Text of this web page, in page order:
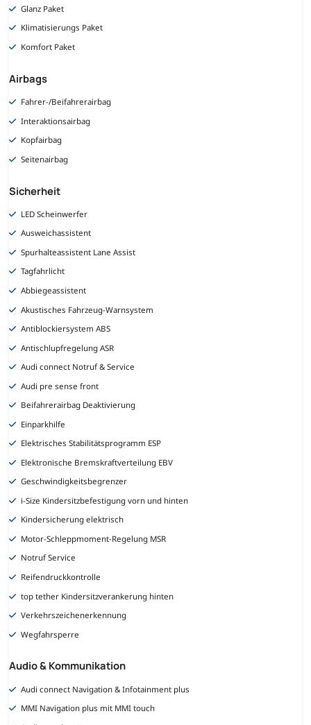
Glanz Paket
Klimatisierungs Paket
Komfort Paket
Airbags
Fahrer-/Beifahrerairbag
Interaktionsairbag
Kopfairbag
Seitenairbag
Sicherheit
LED Scheinwerfer
Ausweichassistent
Spurhalteassistent Lane Assist
Tagfahrlicht
Abbiegeassistent
Akustisches Fahrzeug-Warnsystem
Antiblockiersystem ABS
Antischlupfregelung ASR
Audi connect Notruf & Service
Audi pre sense front
Beifahrerairbag Deaktivierung
Einparkhilfe
Elektrisches Stabilitätsprogramm ESP
Elektronische Bremskraftverteilung EBV
Geschwindigkeitsbegrenzer
i-Size Kindersitzbefestigung vorn und hinten
Kindersicherung elektrisch
Motor-Schleppmoment-Regelung MSR
Notruf Service
Reifendruckkontrolle
top tether Kindersitzverankerung hinten
Verkehrszeichenerkennung
Wegfahrsperre
Audio & Kommunikation
Audi connect Navigation & Infotainment plus
MMI Navigation plus mit MMI touch